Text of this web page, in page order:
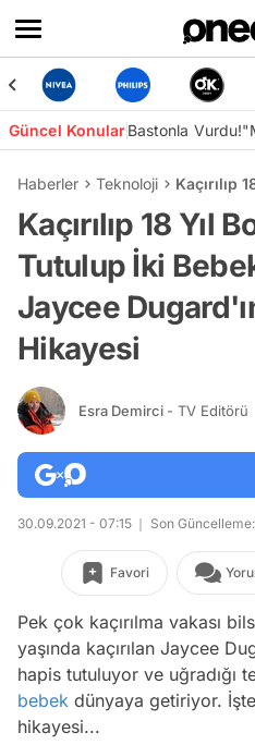
Güncel KonularBastonla Vurdu!
Haberler Teknoloji Kaçırılıp
Kaçırılıp 18 Yıl
Tutulup İki
Jaycee
Hikayesi
Esra Demirci - TV Editörü
30.09.2021 - 07:15 Son
Favori
Pek çok kaçırılma vakası
yaşında kaçırılan Jaycee
hapis tutuluyor ve uğradığı
bebek dünyaya getiriyor.
hikayesi...